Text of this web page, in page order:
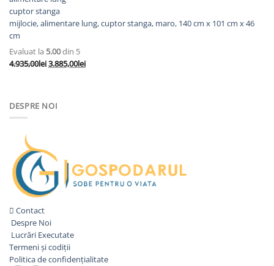
mijlocie, alimentare lung, cuptor stanga, maro, 140 cm x 101 cm x 46
cm
Evaluat la 5.00din 5
4.935,00leiPrețul
4.935,00lei.
3.885,00leiPrețul
DESPRE NOI
Contact
Despre Noi
Lucrări Executate
Termeni și codiții
Politica de confidențialitate